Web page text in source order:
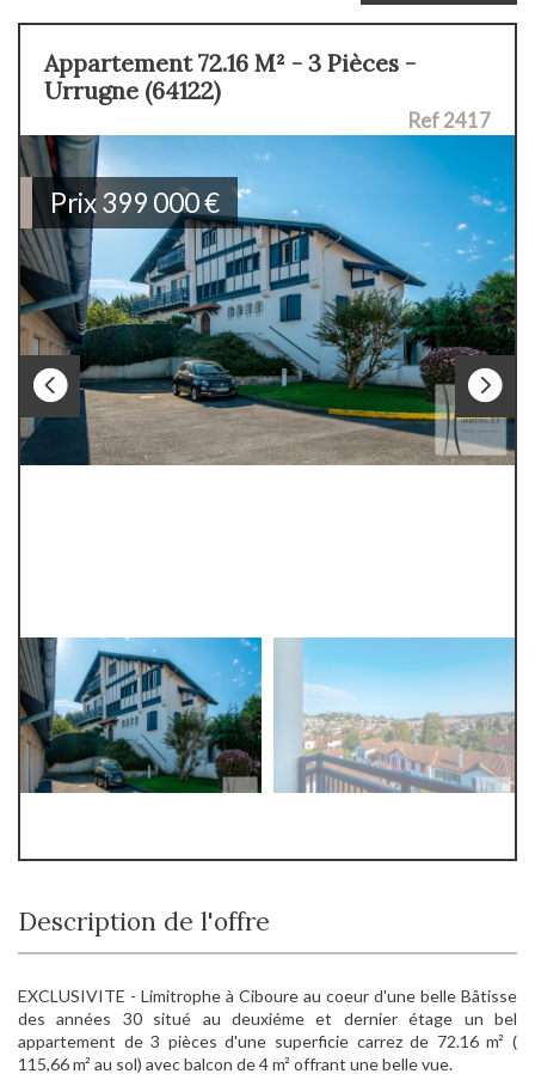
Appartement 72.16 M² - 3 Pièces -
Urrugne (64122)
Ref 2417
Prix399 000€
Description de l'offre
EXCLUSIVITE - Limitrophe à Ciboure au coeur d'une belle Bâtisse
des années 30 situé au deuxiéme et dernier étage un bel
appartement de 3 pièces d'une superficie carrez de 72.16 m² (
115,66 m² au sol) avec balcon de 4 m² offrant une belle vue.